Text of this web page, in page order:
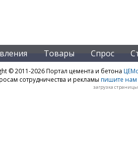
Товары Спрос
© 2011-2026 Портал цемента и бетона
сотрудничества и рекламы пишите нам
загрузка